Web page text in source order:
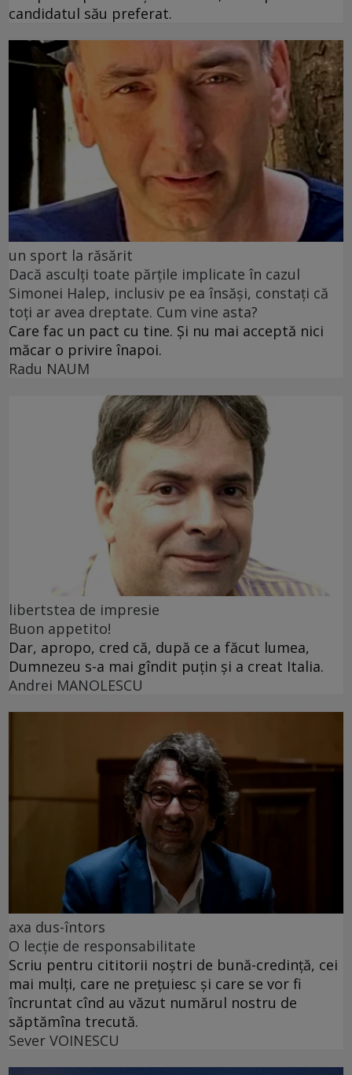
candidatul său preferat.
un sport la răsărit
Dacă asculți toate părțile implicate în cazul
Simonei Halep, inclusiv pe ea însăși, constați că
toți ar avea dreptate. Cum vine asta?
Care fac un pact cu tine. Și nu mai acceptă nici
măcar o privire înapoi.
Radu NAUM
libertstea de impresie
Buon appetito!
Dar, apropo, cred că, după ce a făcut lumea,
Dumnezeu s-a mai gîndit puțin și a creat Italia.
Andrei MANOLESCU
axa dus-întors
O lecție de responsabilitate
Scriu pentru cititorii noștri de bună-credință, cei
mai mulți, care ne prețuiesc și care se vor fi
încruntat cînd au văzut numărul nostru de
săptămîna trecută.
Sever VOINESCU